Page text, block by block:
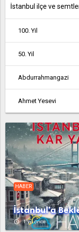
İstanbul ilçe ve
100. Yil
50. Yil
Abdurrahmangazi
Ahmet Yesevi
Altinşehir
Ambarli
Atalar
Atatürk
Aydinli
HABER
İstanbul'a
access_time 1 yıl önce